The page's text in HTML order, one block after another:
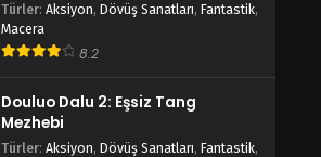
Türler: Aksiyon, Dövüş Sanatları, Fantastik,
Macera
8.2
Douluo Dalu 2: Eşsiz Tang
Mezhebi
Türler: Aksiyon, Dövüş Sanatları, Fantastik,